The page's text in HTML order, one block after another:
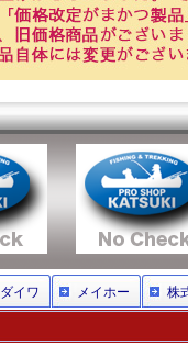
ダイワ メイホー 株